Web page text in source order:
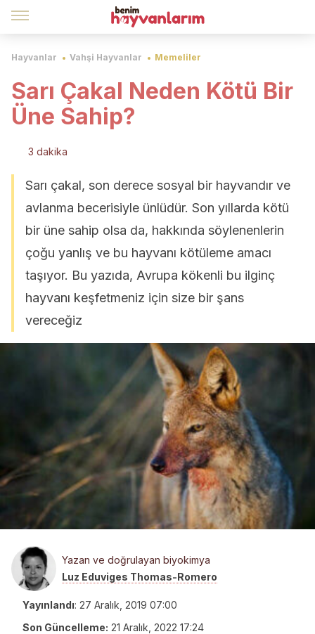
Hayvanlar Vahşi Hayvanlar Memeliler
Sarı Çakal Neden Kötü Bir
Üne Sahip?
3 dakika
Sarı çakal, son derece sosyal bir hayvandır ve
avlanma becerisiyle ünlüdür. Son yıllarda kötü
bir üne sahip olsa da, hakkında söylenenlerin
çoğu yanlış ve bu hayvanı kötüleme amacı
taşıyor. Bu yazıda, Avrupa kökenli bu ilginç
hayvanı keşfetmeniz için size bir şans
vereceğiz
Yazan ve doğrulayan biyokimya
Luz Eduviges Thomas-Romero
Yayınlandı: 27 Aralık, 2019 07:00
Son Güncelleme: 21 Aralık, 2022 17:24